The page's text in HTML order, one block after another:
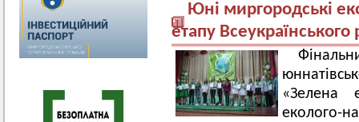
Юні миргородські
етапу
«Зелена
еколого-